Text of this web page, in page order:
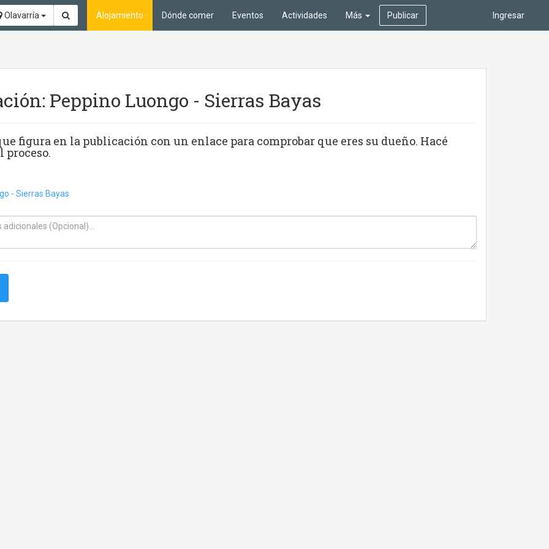
Olavarría Ingresar
Alojamiento Dónde comer Eventos Actividades Más Publicar
Peppino Luongo - Sierras Bayas
figura en la publicación con un enlace para comprobar que eres su dueño. Hacé
- Sierras Bayas